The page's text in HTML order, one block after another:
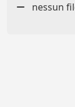
nessun